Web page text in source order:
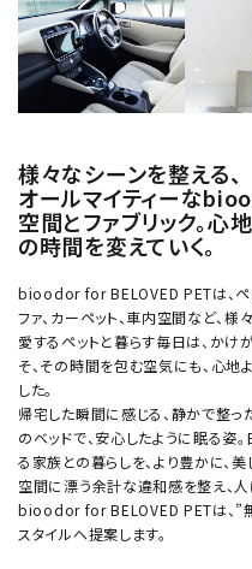
様々なシーンを整える、
オールマイティーな
空間とファブリック。心
の時間を変えていく。
bioodor for BELOVED PETは、ペ
ファ、カーペット、車内空間など、様
愛するペットと暮らす毎日は、かけ
そ、その時間を包む空気にも、心
した。
帰宅した瞬間に感じる、静かで整っ
のベッドで、安心したように眠る姿
る家族との暮らしを、より豊かに、美
空間に漂う余計な違和感を整え、人
bioodor for BELOVED PETは、”無
スタイルへ提案します。